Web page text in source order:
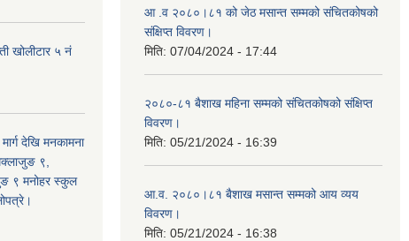
खोलीटार ५ नं
देखि मनकामना
९,
९ मनोहर स्कुल
आ .व २०८०।८१ को जेठ मसान्त सम्मको संचितकोषको
संक्षिप्त विवरण।
मिति: 07/04/2024 - 17:44
२०८०-८१ बैशाख महिना सम्मको संचितकोषको संक्षिप्त
विवरण।
मिति: 05/21/2024 - 16:39
आ.व. २०८०।८१ बैशाख मसान्त सम्मको आय व्यय
विवरण।
मिति: 05/21/2024 - 16:38